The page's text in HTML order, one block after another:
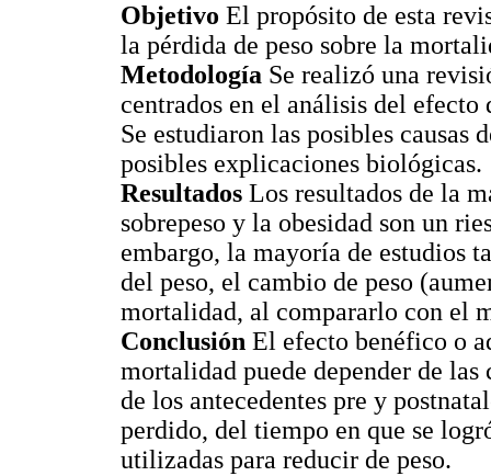
Objetivo El propósito de esta
la pérdida de peso sobre la
Metodología Se realizó una
centrados en el análisis del
Se estudiaron las posibles causas
posibles explicaciones biológicas.
Resultados Los resultados de la
sobrepeso y la obesidad son un
embargo, la mayoría de estudios
del peso, el cambio de peso
mortalidad, al compararlo con el
Conclusión El efecto benéfico o
mortalidad puede depender de
de los antecedentes pre y
perdido, del tiempo en que se
utilizadas para reducir de peso.